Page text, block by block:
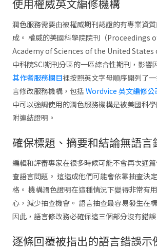
使用權威英文編修機構
潤色服務需要由被權威期刊認證的有專業資
成。 權威的美國科學院院刊（Proceedings
Academy of Sciences of the United States
中科院SCI期刊分區的一區綜合性期刊，影響
其作者服務欄目裡按照英文字母順序開列了
言修改服務機構，包括 Wordvice 英文編修公
中可以強調使用的潤色服務機構是被美國科
附連結證明。
確保標題、摘要和結論無語言
編輯和評審專家在很多時候可能不會再次通
查語言問題。 這造成他們可能會依靠抽查決
格。 機構潤色證明在這種情況下變得非常有
心，減少抽查機會。 語言抽查最容易發生在
因此，語言修改務必確保這三個部分沒有錯誤
逐條回覆被指出的語言錯誤示